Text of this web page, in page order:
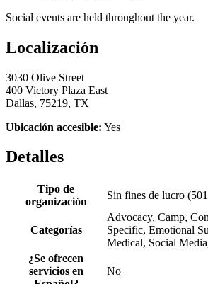
Social events are held throughout the year.
Localización
3030 Olive Street
400 Victory Plaza East
Dallas, 75219, TX
Ubicación accesible: Yes
Detalles
Tipo de
organización
Sin fines de lucro
Categorías
Advocacy, Camp,
Specific, Emotional
Medical, Social
¿Se ofrecen
servicios en
No